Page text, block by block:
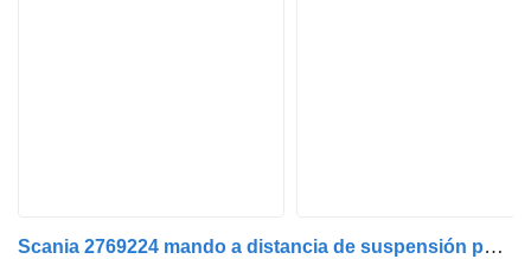
Scania 2769224 mando a distancia de suspensión para Scania S R NTG cabeza tractora